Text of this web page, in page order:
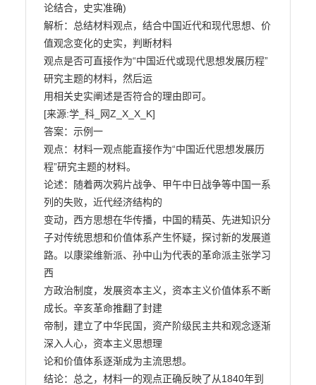
论结合，史实准确)
解析：总结材料观点，结合中国近代和现代思想、价
值观念变化的史实，判断材料
观点是否可直接作为“中国近代或现代思想发展历程”
研究主题的材料，然后运
用相关史实阐述是否符合的理由即可。
[来源:学_科_网Z_X_X_K]
答案：示例一
观点：材料一观点能直接作为“中国近代思想发展历
程”研究主题的材料。
论述：随着两次鸦片战争、甲午中日战争等中国一系
列的失败，近代经济结构的
变动，西方思想在华传播，中国的精英、先进知识分
子对传统思想和价值体系产生怀疑，探讨新的发展道
路。以康梁维新派、孙中山为代表的革命派主张学习
西
方政治制度，发展资本主义，资本主义价值体系不断
成长。辛亥革命推翻了封建
帝制，建立了中华民国，资产阶级民主共和观念逐渐
深入人心，资本主义思想理
论和价值体系逐渐成为主流思想。
结论：总之，材料一的观点正确反映了从1840年到